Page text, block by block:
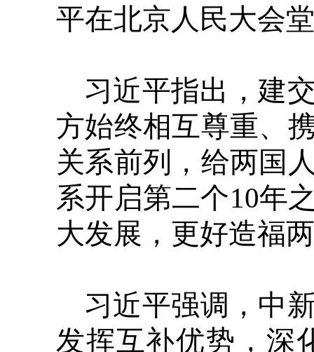
平在北京人民大会
习近平指出，建
方始终相互尊重、
关系前列，给两国
系开启第二个10年
大发展，更好造福
习近平强调，中
发挥互补优势，深